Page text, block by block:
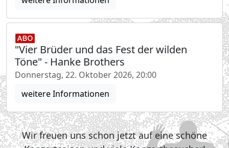
"Vier Brüder und das Fest der wilden
Töne" - Hanke Brothers
Donnerstag, 22. Oktober 2026, 20:00
weitere Informationen
Wir freuen uns schon jetzt auf eine schöne